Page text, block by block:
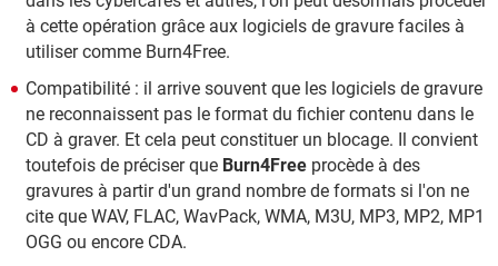
à cette opération grâce aux logiciels de gravure faciles à
utiliser comme Burn4Free.
Compatibilité : il arrive souvent que les logiciels de gravure
ne reconnaissent pas le format du fichier contenu dans le
CD à graver. Et cela peut constituer un blocage. Il convient
toutefois de préciser que Burn4Free procède à des
gravures à partir d'un grand nombre de formats si l'on ne
cite que WAV, FLAC, WavPack, WMA, M3U, MP3, MP2, MP1
OGG ou encore CDA.